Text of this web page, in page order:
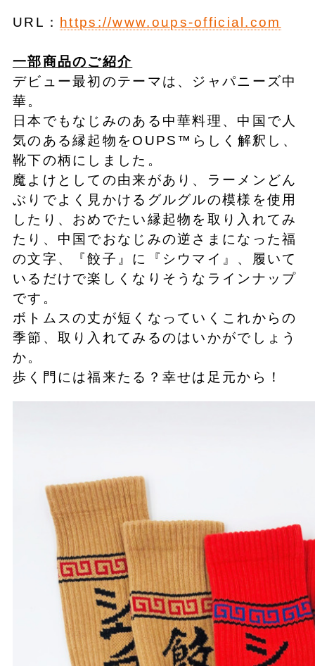
URL： https://www.oups-official.com
一部商品のご紹介
デビュー最初のテーマは、ジャパニーズ中
華。
日本でもなじみのある中華料理、中国で人
気のある縁起物をOUPS™らしく解釈し、
靴下の柄にしました。
魔よけとしての由来があり、ラーメンどん
ぶりでよく見かけるグルグルの模様を使用
したり、おめでたい縁起物を取り入れてみ
たり、中国でおなじみの逆さまになった福
の文字、『餃子』に『シウマイ』、履いて
いるだけで楽しくなりそうなラインナップ
です。
ボトムスの丈が短くなっていくこれからの
季節、取り入れてみるのはいかがでしょう
か。
歩く門には福来たる？幸せは足元から！